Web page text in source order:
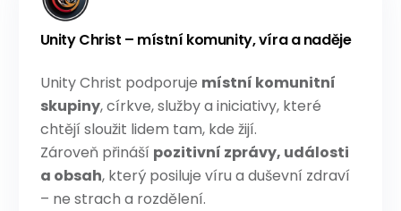
Unity Christ – místní komunity, víra a naděje
Unity Christ podporuje místní komunitní
skupiny, církve, služby a iniciativy, které
chtějí sloužit lidem tam, kde žijí.
Zároveň přináší pozitivní zprávy, události
a obsah, který posiluje víru a duševní zdraví
– ne strach a rozdělení.